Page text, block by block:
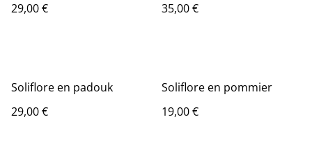
29,00 €
35,00 €
Soliflore en padouk
29,00 €
Soliflore en pommier
19,00 €